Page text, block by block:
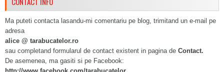
Ma puteti contacta lasandu-mi comentariu pe blog, trimitand un e-mail pe
adresa
alice @ tarabucatelor.ro
sau completand formularul de contact existent in pagina de Contact.
De asemenea, ma gasiti si pe Facebook: